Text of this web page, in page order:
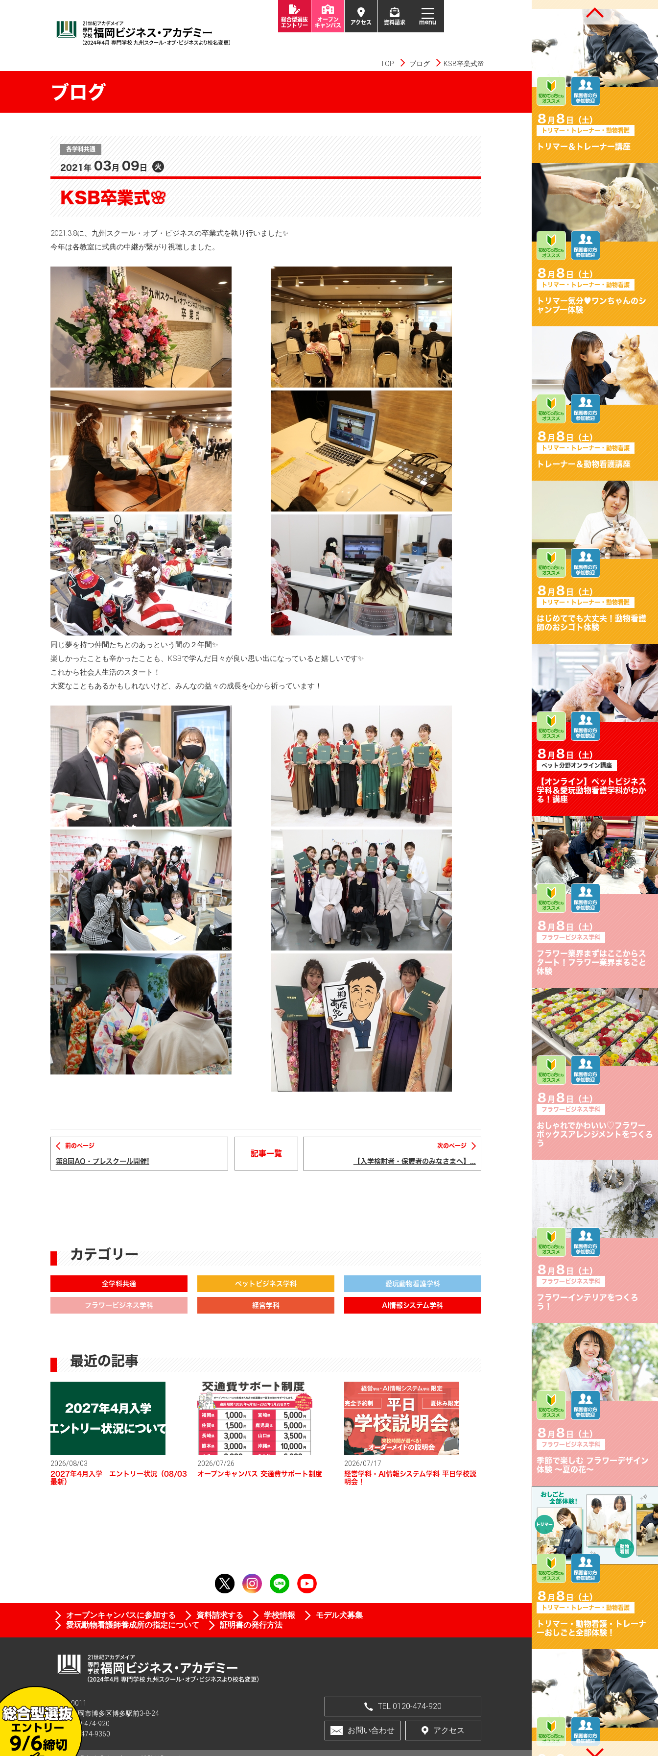
総合型選抜
エントリー
オープン
キャンパス
アクセス 資料請求 menu
TOP ブログ KSB卒業式🌸
ブログ
各学科共通
2021年 03月 09日 火
KSB卒業式🌸
2021.3.8に、九州スクール・オブ・ビジネスの卒業式を執り行いました✨
今年は各教室に式典の中継が繋がり視聴しました。
同じ夢を持つ仲間たちとのあっという間の２年間✨
楽しかったことも辛かったことも、KSBで学んだ日々が良い思い出になっていると嬉しいです✨
これから社会人生活のスタート！
大変なこともあるかもしれないけど、みんなの益々の成長を心から祈っています！
前のページ
第8回AO・プレスクール開催!
記事一覧
次のページ
【入学検討者・保護者のみなさまへ】...
カテゴリー
全学科共通 ペットビジネス学科 愛玩動物看護学科
フラワービジネス学科 経営学科 AI情報システム学科
最近の記事
2026/08/03
2027年4月入学 エントリー状況（08/03
最新）
2026/07/26
オープンキャンパス 交通費サポート制度
2026/07/17
経営学科・AI情報システム学科 平日学校説
明会！
オープンキャンパスに参加する 資料請求する 学校情報
モデル犬募集
愛玩動物看護師養成所の指定について
証明書の発行方法
〒812-0011
福岡県福岡市博多区博多駅前3-8-24
TEL :0120-474-920
FAX : 092-474-9360
TEL 0120-474-920
お問い合わせ アクセス
8月8日（土）
トリマー・トレーナー・動物看護
トリマー＆トレーナー講座
8月8日（土）
トリマー・トレーナー・動物看護
トリマー気分♥ワンちゃんのシ
ャンプー体験
8月8日（土）
トリマー・トレーナー・動物看護
トレーナー＆動物看護講座
8月8日（土）
トリマー・トレーナー・動物看護
はじめてでも大丈夫！動物看護
師のおシゴト体験
8月8日（土）
ペット分野オンライン講座
【オンライン】ペットビジネス
学科＆愛玩動物看護学科がわか
る！講座
8月 8 日（土）
フラワービジネス学科
フラワー業界まずはここからス
タート！フラワー業界まるごと
体験
8月 8 日（土）
フラワービジネス学科
おしゃれでかわいい♡フラワー
ボックスアレンジメントをつくろ
う
8月 8 日（土）
フラワービジネス学科
フラワーインテリアをつくろ
う！
8月 8 日（土）
フラワービジネス学科
季節で楽しむ フラワーデザイン
体験 〜夏の花〜
8月8日（土）
トリマー・トレーナー・動物看護
トリマー・動物看護・トレーナ
ーおしごと全部体験！